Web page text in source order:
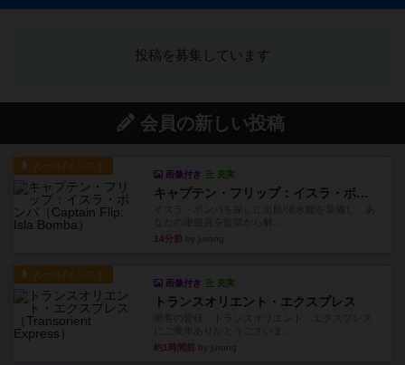
投稿を募集しています
会員の新しい投稿
ルール/インスト
画像付き 充実
キャプテン・フリップ：イスラ・ボンバ
14分前
ルール/インスト
画像付き 充実
トランスオリエント・エクスプレス
約1時間前